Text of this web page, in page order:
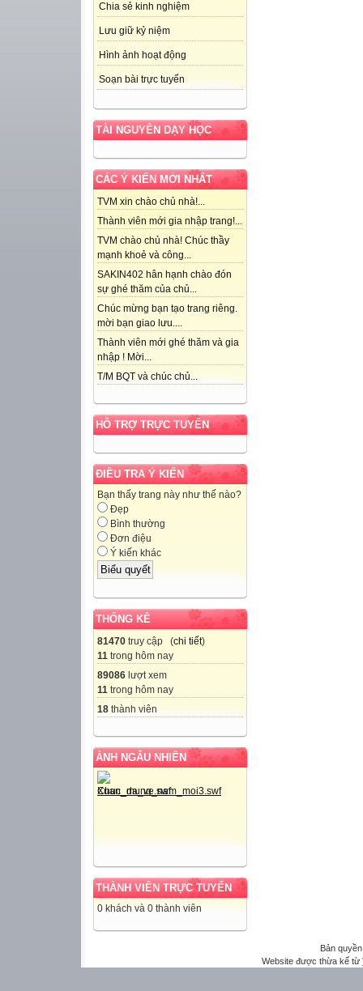
Chia sẻ kinh nghiệm
Lưu giữ kỷ niệm
Hình ảnh hoạt động
Soạn bài trực tuyến
TÀI NGUYÊN DẠY HỌC
CÁC Ý KIẾN MỚI NHẤT
TVM xin chào chủ nhà!...
Thành viên mới gia nhập trang!...
TVM chào chủ nhà! Chúc thầy
mạnh khoẻ và công...
SAKIN402 hân hạnh chào đón
sự ghé thăm của chủ...
Chúc mừng bạn tạo trang riêng.
mời bạn giao lưu....
Thành viên mới ghé thăm và gia
nhập ! Mời...
T/M BQT và chúc chủ...
HỖ TRỢ TRỰC TUYẾN
ĐIỀU TRA Ý KIẾN
Bạn thấy trang này như thế nào?
Đẹp
Bình thường
Đơn điệu
Ý kiến khác
THỐNG KÊ
81470 truy cập (chi tiết)
11 trong hôm nay
89086 lượt xem
11 trong hôm nay
18 thành viên
ẢNH NGẪU NHIÊN
THÀNH VIÊN TRỰC TUYẾN
0 khách và 0 thành viên
Bản
Website được thừa kế từ